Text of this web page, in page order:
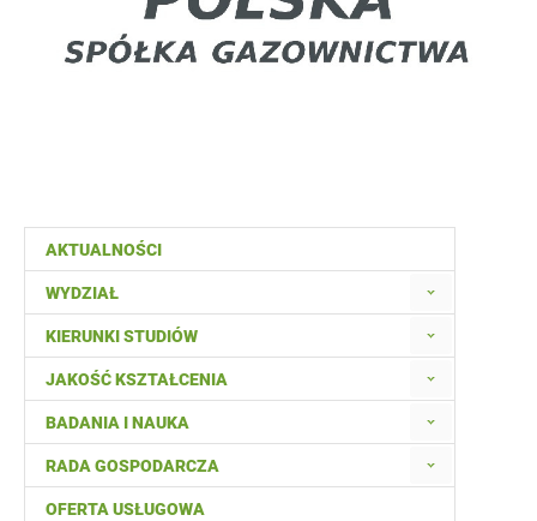
AKTUALNOŚCI
WYDZIAŁ
KIERUNKI STUDIÓW
JAKOŚĆ KSZTAŁCENIA
BADANIA I NAUKA
RADA GOSPODARCZA
OFERTA USŁUGOWA